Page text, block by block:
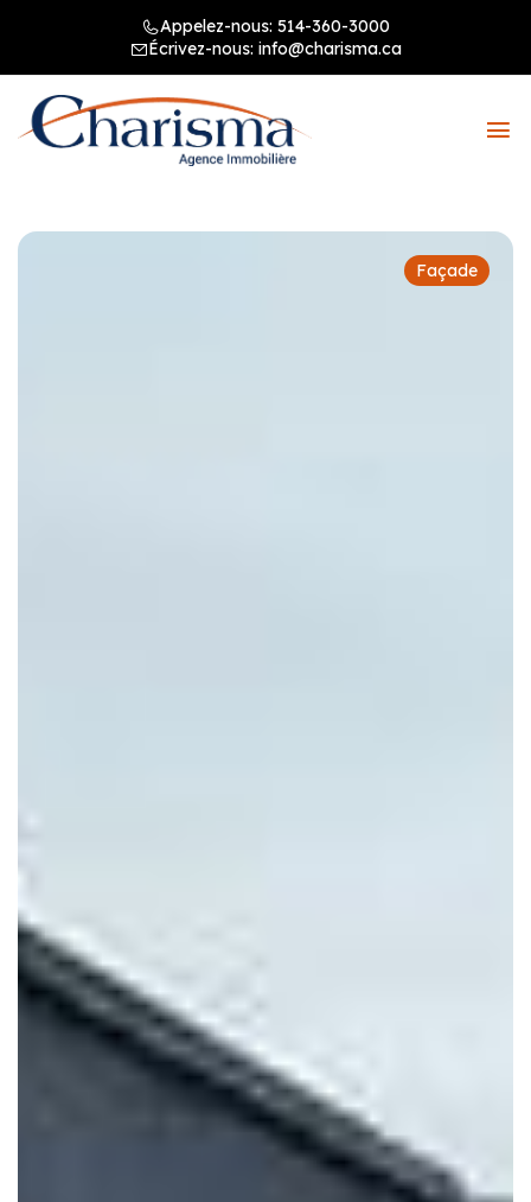
Appelez-nous: 514-360-3000
Écrivez-nous: info@charisma.ca
Façade